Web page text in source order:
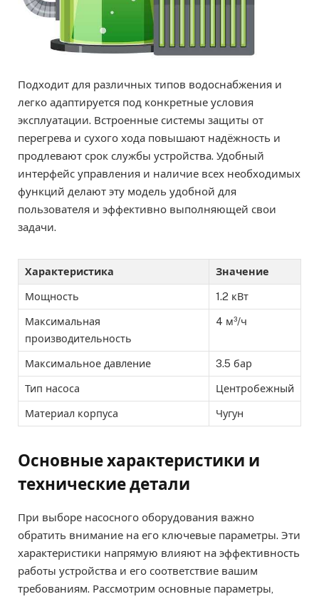
Подходит для различных типов водоснабжения и
легко адаптируется под конкретные условия
эксплуатации. Встроенные системы защиты от
перегрева и сухого хода повышают надёжность и
продлевают срок службы устройства. Удобный
интерфейс управления и наличие всех необходимых
функций делают эту модель удобной для
пользователя и эффективно выполняющей свои
задачи.
Характеристика Значение
Мощность 1.2 кВт
Максимальная
производительность
4 м³/ч
Максимальное давление 3.5 бар
Тип насоса Центробежный
Материал корпуса Чугун
Основные характеристики и
технические детали
При выборе насосного оборудования важно
обратить внимание на его ключевые параметры. Эти
характеристики напрямую влияют на эффективность
работы устройства и его соответствие вашим
требованиям. Рассмотрим основные параметры,